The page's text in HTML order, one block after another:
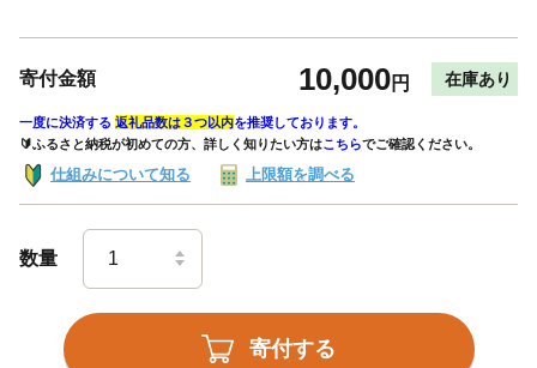
寄付金額 10,000円 在庫あり
一度に決済する 返礼品数は３つ以内を推奨しております。
🔰ふるさと納税が初めての方、詳しく知りたい方はこちらでご確認ください。
仕組みについて知る 上限額を調べる
数量
寄付する